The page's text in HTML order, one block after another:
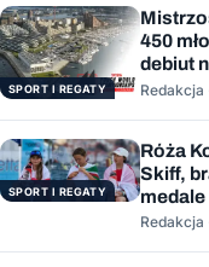
SPORT I REGATY
450
debiut
Redakcja
SPORT I REGATY
Róża
Skiff,
Redakcja